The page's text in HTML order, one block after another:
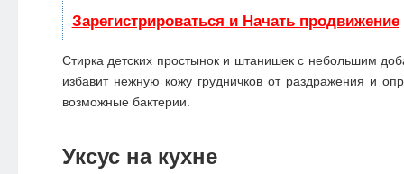
Зарегистрироваться и Начать продвижение
Стирка детских простынок и штанишек с небольшим
избавит нежную кожу грудничков от раздражения и
возможные бактерии.
Уксус на кухне